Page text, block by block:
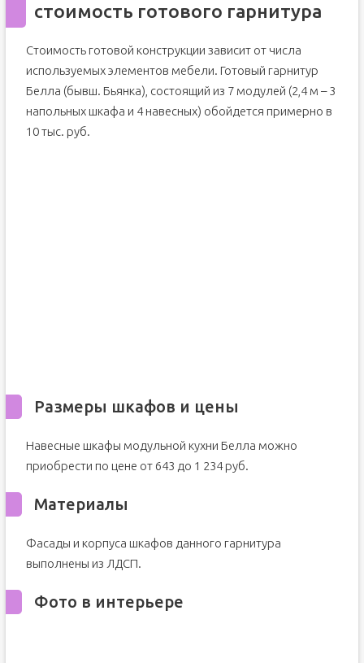
стоимость готового гарнитура
Стоимость готовой конструкции зависит от числа
используемых элементов мебели. Готовый гарнитур
Белла (бывш. Бьянка), состоящий из 7 модулей (2,4 м – 3
напольных шкафа и 4 навесных) обойдется примерно в
10 тыс. руб.
Размеры шкафов и цены
Навесные шкафы модульной кухни Белла можно
приобрести по цене от 643 до 1 234 руб.
Материалы
Фасады и корпуса шкафов данного гарнитура
выполнены из ЛДСП.
Фото в интерьере